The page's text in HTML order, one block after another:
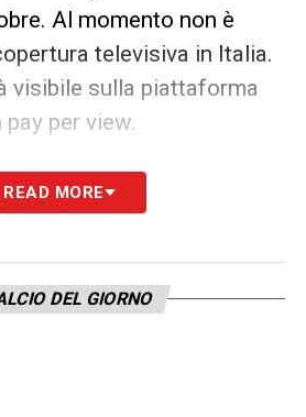
Al momento non è
televisiva in Italia.
visibile sulla piattaforma
per view.
NOSTRE TOP NEWS
READ MORE
DEL GIORNO